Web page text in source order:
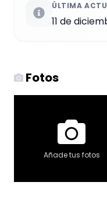
ÚLTIMA
11 de
Fotos
Añade tus fotos